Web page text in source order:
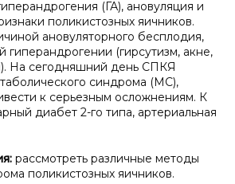
(ГА), ановуляция и
поликистозных яичников.
ановуляторного бесплодия,
гиперандрогении (гирсутизм, акне,
На сегодняшний день СПКЯ
синдрома (МС),
к серьезным осложнениям. К
диабет 2-го типа, артериальная
рассмотреть различные методы
поликистозных яичников.